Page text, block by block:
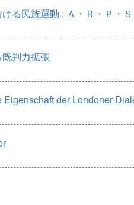
る民族運動 : Ａ・Ｒ・Ｐ・
判力拡張
der Londoner